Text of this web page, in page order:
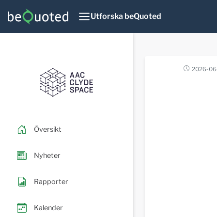
Utforska beQuoted
Översikt
Nyheter
Rapporter
Kalender
2026-